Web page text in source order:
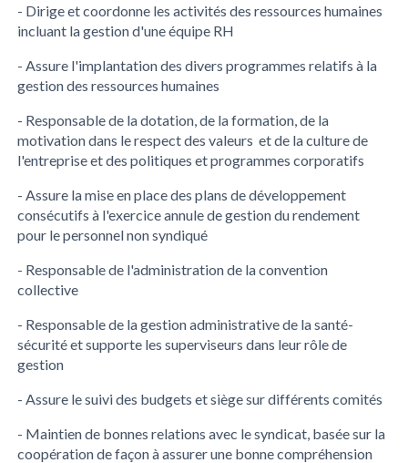
- Dirige et coordonne les activités des ressources humaines
incluant la gestion d'une équipe RH
- Assure l'implantation des divers programmes relatifs à la
gestion des ressources humaines
- Responsable de la dotation, de la formation, de la
motivation dans le respect des valeurs et de la culture de
l'entreprise et des politiques et programmes corporatifs
- Assure la mise en place des plans de développement
consécutifs à l'exercice annule de gestion du rendement
pour le personnel non syndiqué
- Responsable de l'administration de la convention
collective
- Responsable de la gestion administrative de la santé-
sécurité et supporte les superviseurs dans leur rôle de
gestion
- Assure le suivi des budgets et siège sur différents comités
- Maintien de bonnes relations avec le syndicat, basée sur la
coopération de façon à assurer une bonne compréhension